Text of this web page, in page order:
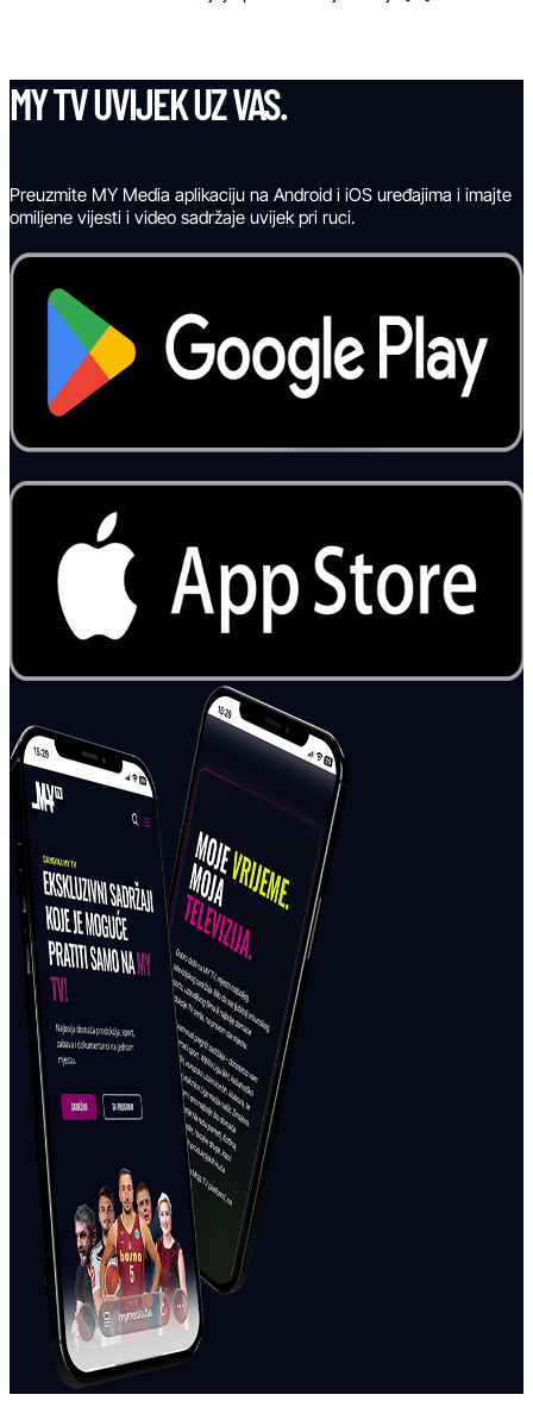
MY TV UVIJEK UZ VAS.
Preuzmite MY Media aplikaciju na Android i iOS uređajima i imajte
omiljene vijesti i video sadržaje uvijek pri ruci.